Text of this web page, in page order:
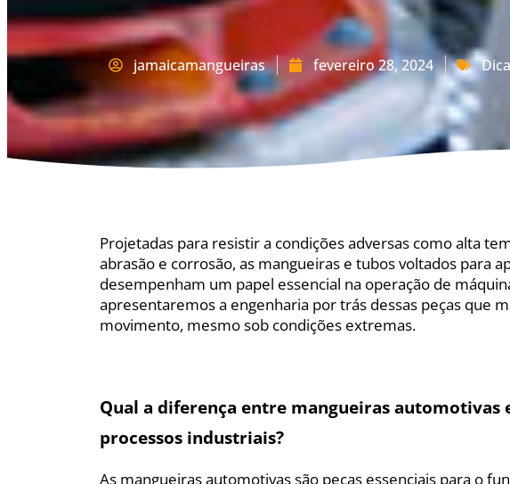
jamaicamangueiras fevereiro 28, 2024
Projetadas para resistir a condições adversas como alta
abrasão e corrosão, as mangueiras e tubos voltados para
desempenham um papel essencial na operação de
apresentaremos a engenharia por trás dessas peças que
movimento, mesmo sob condições extremas.
Qual a diferença entre mangueiras automotivas
processos industriais?
As mangueiras automotivas são peças essenciais para o